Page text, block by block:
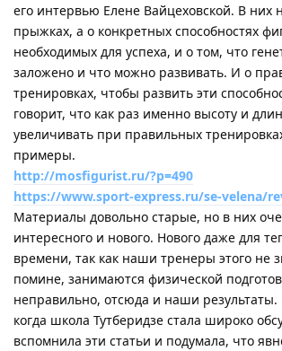
его интервью Елене Вайцеховской. В них
прыжках, а о конкретных способностях
необходимых для успеха, и о том, что
заложено и что можно развивать. И о
тренировках, чтобы развить эти
говорит, что как раз именно высоту и
увеличивать при правильных
примеры.
http://mosfigurist.ru/?p=490
https://www.sport-express.ru/se-velena/
Материалы довольно старые, но в них
интересного и нового. Нового даже для
времени, так как наши тренеры этого не
помине, занимаются физической
неправильно, отсюда и наши результаты.
когда школа Тутберидзе стала широко
вспомнила эти статьи и подумала, что